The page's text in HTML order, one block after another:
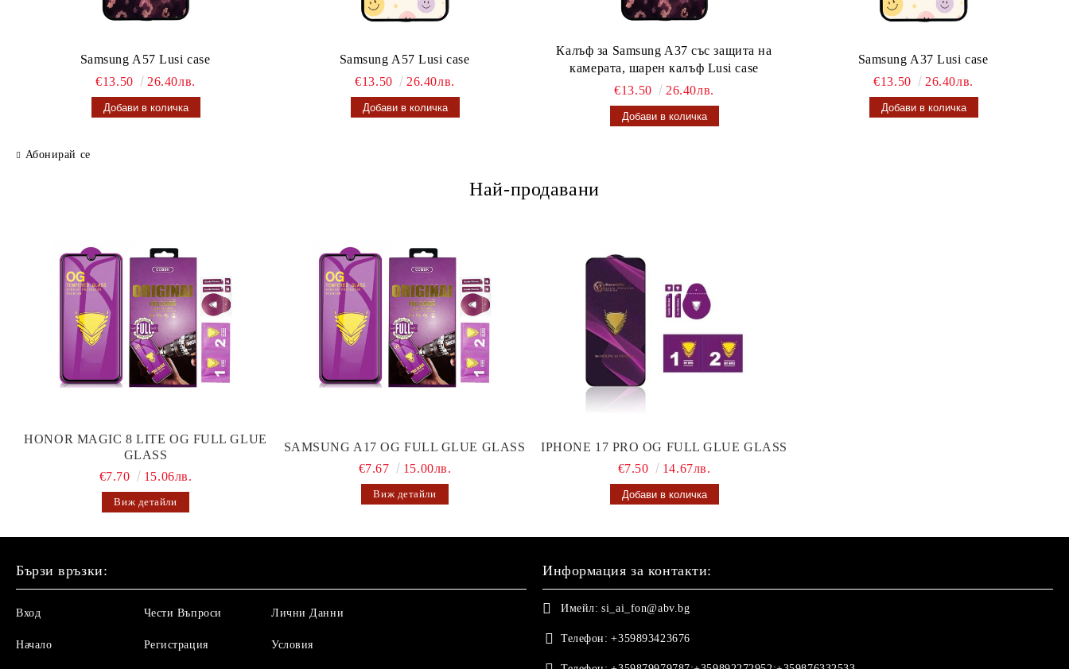
Samsung A57 Lusi case
€13.50
26.40лв.
Samsung A57 Lusi case
€13.50
26.40лв.
Калъф за Samsung A37 със защита на
камерата, шарен калъф Lusi case
€13.50
26.40лв.
Samsung A37 Lusi case
€13.50
26.40лв.
Абонирай се
Най-продавани
HONOR MAGIC 8 LITE OG FULL GLUE
GLASS
€7.70
15.06лв.
Виж детайли
SAMSUNG A17 OG FULL GLUE GLASS
€7.67
15.00лв.
Виж детайли
IPHONE 17 PRO OG FULL GLUE GLASS
€7.50
14.67лв.
Бързи връзки:
Вход
Начало
Чести Въпроси
Регистрация
Лични Данни
Условия
Информация за контакти:
Имейл: si_ai_fon@abv.bg
Телефон: +359893423676